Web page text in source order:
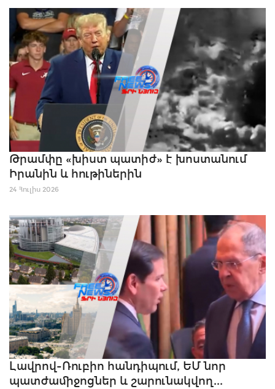
Թրամփը «խիստ պատիժ» է խոստանում
Իրանին և հութիներին
24 Հուլիս 2026
Լավրով-Ռուբիո հանդիպում, ԵՄ նոր
պատժամիջոցներ և շարունակվող...